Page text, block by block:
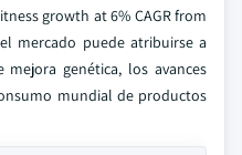
growth at 6% CAGR from
mercado puede atribuirse a
genética, los avances
mundial de productos